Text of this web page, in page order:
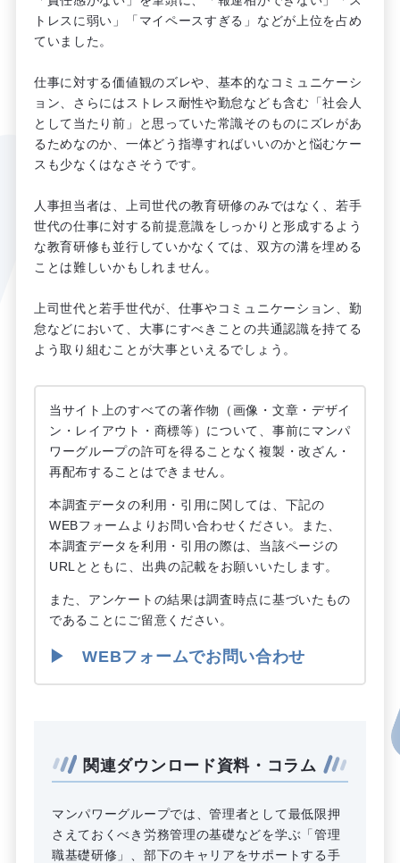
トレスに弱い」「マイペースすぎる」などが上位を占め
ていました。
仕事に対する価値観のズレや、基本的なコミュニケーシ
ョン、さらにはストレス耐性や勤怠なども含む「社会人
として当たり前」と思っていた常識そのものにズレがあ
るためなのか、一体どう指導すればいいのかと悩むケー
スも少なくはなさそうです。
人事担当者は、上司世代の教育研修のみではなく、若手
世代の仕事に対する前提意識をしっかりと形成するよう
な教育研修も並行していかなくては、双方の溝を埋める
ことは難しいかもしれません。
上司世代と若手世代が、仕事やコミュニケーション、勤
怠などにおいて、大事にすべきことの共通認識を持てる
よう取り組むことが大事といえるでしょう。
当サイト上のすべての著作物（画像・文章・デザイ
ン・レイアウト・商標等）について、事前にマンパ
ワーグループの許可を得ることなく複製・改ざん・
再配布することはできません。
本調査データの利用・引用に関しては、下記の
WEBフォームよりお問い合わせください。また、
本調査データを利用・引用の際は、当該ページの
URLとともに、出典の記載をお願いいたします。
また、アンケートの結果は調査時点に基づいたもの
であることにご留意ください。
▶ WEBフォームでお問い合わせ
関連ダウンロード資料・コラム
マンパワーグループでは、管理者として最低限押
さえておくべき労務管理の基礎などを学ぶ「管理
職基礎研修」、部下のキャリアをサポートする手